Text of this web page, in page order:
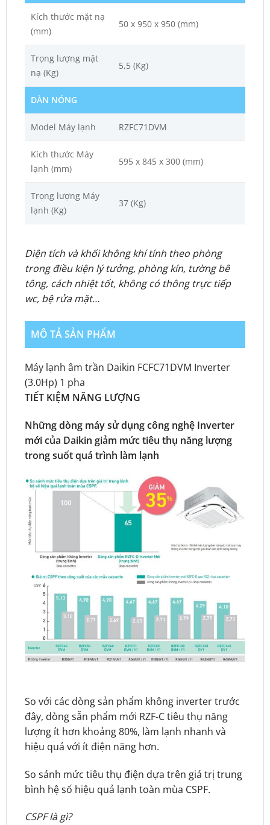
Kích thước mặt nạ
(mm)
50 x 950 x 950 (mm)
Trọng lượng mặt
nạ (Kg)
5,5 (Kg)
DÀN NÓNG
Model Máy lạnh RZFC71DVM
Kích thước Máy
lạnh (mm)
595 x 845 x 300 (mm)
Trọng lượng Máy
lạnh (Kg)
37 (Kg)
Diện tích và khối không khí tính theo phòng
trong điều kiện lý tưởng, phòng kín, tường bê
tông, cách nhiệt tốt, không có thông trực tiếp
wc, bệ rửa mặt…
MÔ TẢ SẢN PHẨM
Máy lạnh âm trần Daikin FCFC71DVM Inverter
(3.0Hp) 1 pha
TIẾT KIỆM NĂNG LƯỢNG
Những dòng máy sử dụng công nghệ Inverter
mới của Daikin giảm mức tiêu thụ năng lượng
trong suốt quá trình làm lạnh
So với các dòng sản phẩm không inverter trước
đây, dòng sẵn phẩm mới RZF-C tiêu thụ năng
lượng ít hơn khoảng 80%, làm lạnh nhanh và
hiệu quả với ít điện năng hơn.
So sánh mức tiêu thụ điện dựa trên giá trị trung
bình hệ số hiệu quả lạnh toàn mùa CSPF.
CSPF là gì?